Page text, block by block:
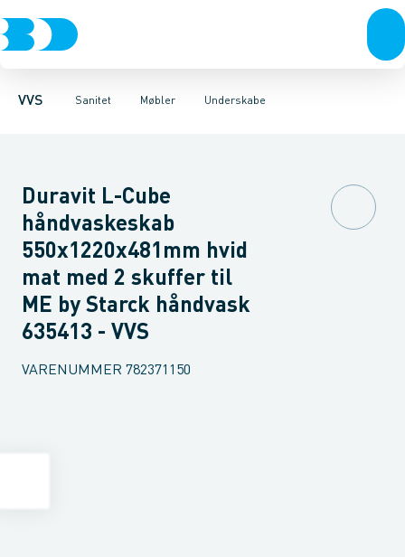
VVS Sanitet
Rør & fittingsPressfittings & rørKuglehaner & ventiler
Møbler
Toiletter, sæder og cisterner VaskeArmaturer
Underskabe
Møbelsæt & pakkerUnderskabeHøjskabe
Duravit L-Cube
håndvaskeskab
550x1220x481mm hvid
mat med 2 skuffer til
ME by Starck håndvask
635413 - VVS
VARENUMMER 782371150